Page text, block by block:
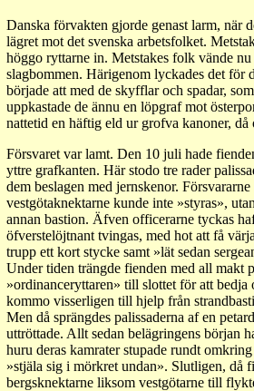
Danska förvakten gjorde genast larm, när
lägret mot det svenska arbetsfolket.
höggo ryttarne in. Metstakes folk vände
slagbommen. Härigenom lyckades det för
började att med de skyfflar och spadar,
uppkastade de ännu en löpgraf mot
nattetid en häftig eld ur grofva kanoner,
Försvaret var lamt. Den 10 juli hade
yttre grafkanten. Här stodo tre rader
dem beslagen med jernskenor.
vestgötaknektarne kunde inte »styras»,
annan bastion. Äfven officerarne tyckas
öfverstelöjtnant tvingas, med hot att få
trupp ett kort stycke samt »lät sedan
Under tiden trängde fienden med all makt
»ordinanceryttaren» till slottet för att
kommo visserligen till hjelp från
Men då sprängdes palissaderna af en
uttröttade. Allt sedan belägringens början
huru deras kamrater stupade rundt
»stjäla sig i mörkret undan». Slutligen, då
bergsknektarne liksom vestgötarne till